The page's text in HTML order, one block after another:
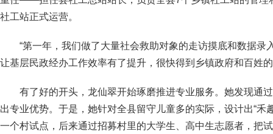
社工站正式运营。
“第一年，我们做了大量社会救助对象的走访摸底和数据录
让基层民政经办工作效率有了提升，很快得到乡镇政府和百姓
有了好的开头，龙仙翠开始琢磨推进专业服务。她发现通
出专业优势。于是，她针对全县留守儿童多的实际，设计出“禾
一个村试点，后来通过招募村里的大学生、高中生志愿者，把